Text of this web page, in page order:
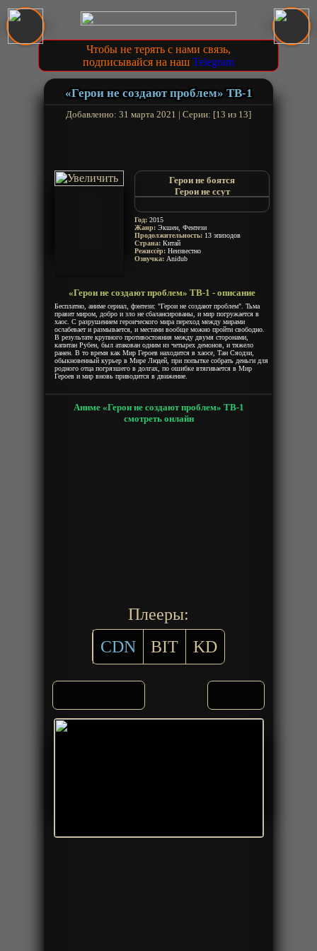
Чтобы не терять с нами связь,
подписывайся на наш Telegram
«Герои не создают проблем» ТВ-1
Добавленно: 31 марта 2021 | Серии: [13 из 13]
Герои не боятся
Герои не ссут
Heroes Dont Bi-Bi
Год: 2015
Жанр: Экшен, Фентези
Продолжительность: 13 эпизодов
Страна: Китай
Режиссёр: Неизвестно
Озвучка: Anidub
«Герои не создают проблем» ТВ-1 - описание
Бесплатно, аниме сериал, фэнтези: "Герои не создают проблем". Тьма
правит миром, добро и зло не сбалансированы, и мир погружается в
хаос. С разрушением героического мира переход между мирами
ослабевает и размывается, и местами вообще можно пройти свободно.
В результате крупного противостояния между двумя сторонами,
капитан Рубен, был атакован одним из четырех демонов, и тяжело
ранен. В то время как Мир Героев находится в хаосе, Тан Сяодзи,
обыкновенный курьер в Мире Людей, при попытке собрать деньги для
родного отца погрязшего в долгах, по ошибке втягивается в Мир
Героев и мир вновь приводится в движение.
Аниме «Герои не создают проблем» ТВ-1
смотреть онлайн
Плееры:
CDN
BIT KD